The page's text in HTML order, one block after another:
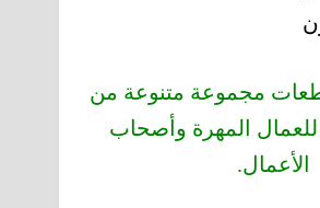
مجموعة متنوعة من
المهرة وأصحاب
الأعمال.